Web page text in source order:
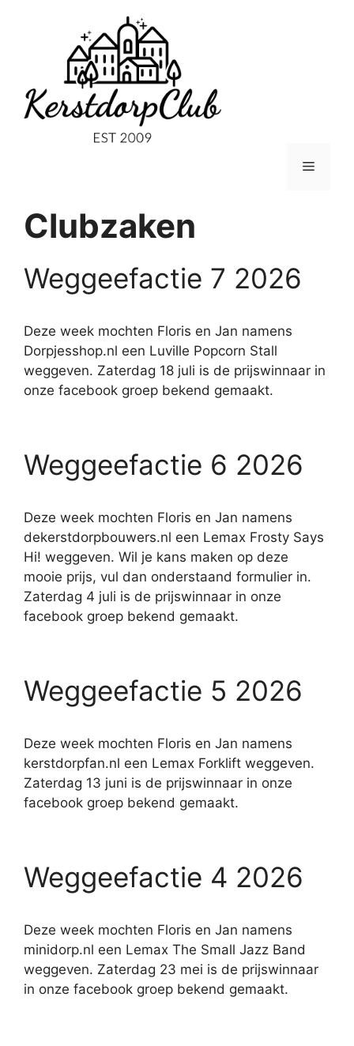
Menu
Clubzaken
Weggeefactie 7 2026
Deze week mochten Floris en Jan namens
Dorpjesshop.nl een Luville Popcorn Stall
weggeven. Zaterdag 18 juli is de prijswinnaar in
onze facebook groep bekend gemaakt.
Weggeefactie 6 2026
Deze week mochten Floris en Jan namens
dekerstdorpbouwers.nl een Lemax Frosty Says
Hi! weggeven. Wil je kans maken op deze
mooie prijs, vul dan onderstaand formulier in.
Zaterdag 4 juli is de prijswinnaar in onze
facebook groep bekend gemaakt.
Weggeefactie 5 2026
Deze week mochten Floris en Jan namens
kerstdorpfan.nl een Lemax Forklift weggeven.
Zaterdag 13 juni is de prijswinnaar in onze
facebook groep bekend gemaakt.
Weggeefactie 4 2026
Deze week mochten Floris en Jan namens
minidorp.nl een Lemax The Small Jazz Band
weggeven. Zaterdag 23 mei is de prijswinnaar
in onze facebook groep bekend gemaakt.